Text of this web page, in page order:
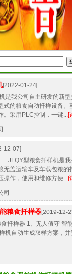
[2022-01-24]
是我公司自主研发的新
式的粮食自动扦样设备。
。采用PLC控制，一键...[
12-07]
型粮食扦样机是我
无盖运输车及车载包粮的
操作，使用和维修方便...[
司
粮食扦样器[2019-12-
扦样器 1、无人值守 智
机自动生成取样方案，